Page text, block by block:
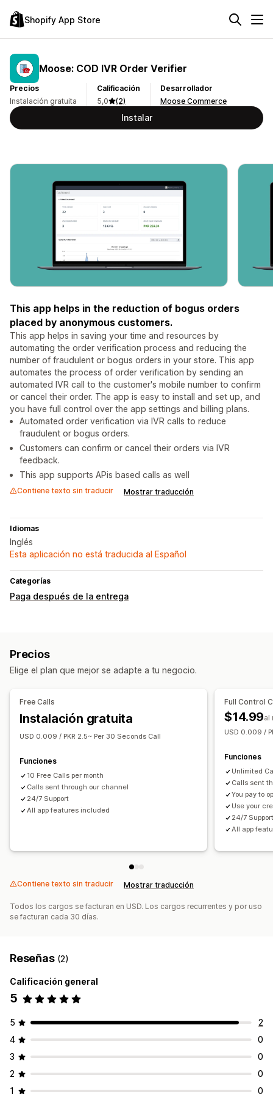
Shopify App Store
Moose: COD IVR Order Verifier
Precios
Instalación gratuita
Calificación
5,0
(2)
Desarrollador
Moose Commerce
Instalar
This app helps in the reduction of bogus orders
placed by anonymous customers.
This app helps in saving your time and resources by
automating the order verification process and reducing the
number of fraudulent or bogus orders in your store. This app
automates the process of order verification by sending an
automated IVR call to the customer's mobile number to confirm
or cancel their order. The app is easy to install and set up, and
you have full control over the app settings and billing plans.
Automated order verification via IVR calls to reduce
fraudulent or bogus orders.
Customers can confirm or cancel their orders via IVR
feedback.
This app supports APis based calls as well
Contiene texto sin traducir Mostrar traducción
Idiomas
Inglés
Esta aplicación no está traducida al Español
Categorías
Paga después de la entrega
Precios
Elige el plan que mejor se adapte a tu negocio.
Free Calls
Instalación gratuita
USD 0.009 / PKR 2.5~ Per 30 Seconds Call
Funciones
10 Free Calls per month
Calls sent through our channel
24/7 Support
All app features included
Full Control
$14.99al
USD 0.009 /
Funciones
Unlimited
Calls sent
You pay to
Use your
24/7
All app
Contiene texto sin traducir Mostrar traducción
Todos los cargos se facturan en USD. Los cargos recurrentes y por uso
se facturan cada 30 días.
Reseñas (2)
Calificación general
5
5
2
4
0
3
0
2
0
1
0